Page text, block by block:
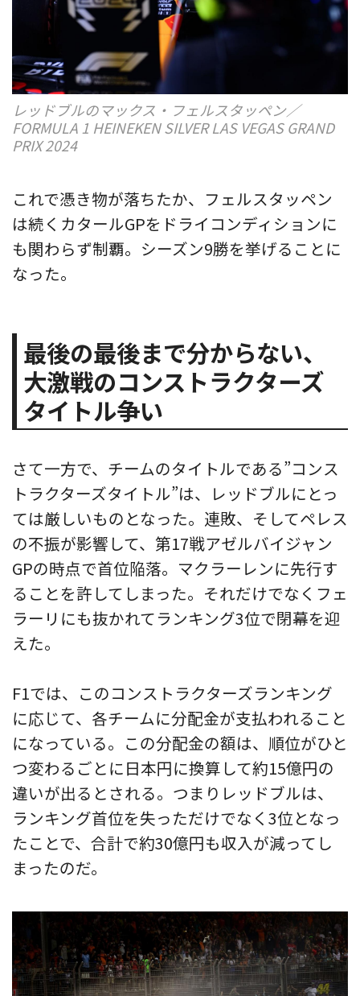
レッドブルのマックス・フェルスタッペン／
FORMULA 1 HEINEKEN SILVER LAS VEGAS GRAND
PRIX 2024
これで憑き物が落ちたか、フェルスタッペン
は続くカタールGPをドライコンディションに
も関わらず制覇。シーズン9勝を挙げることに
なった。
最後の最後まで分からない、
大激戦のコンストラクターズ
タイトル争い
さて一方で、チームのタイトルである”コンス
トラクターズタイトル”は、レッドブルにとっ
ては厳しいものとなった。連敗、そしてペレス
の不振が影響して、第17戦アゼルバイジャン
GPの時点で首位陥落。マクラーレンに先行す
ることを許してしまった。それだけでなくフェ
ラーリにも抜かれてランキング3位で閉幕を迎
えた。
F1では、このコンストラクターズランキング
に応じて、各チームに分配金が支払われること
になっている。この分配金の額は、順位がひと
つ変わるごとに日本円に換算して約15億円の
違いが出るとされる。つまりレッドブルは、
ランキング首位を失っただけでなく3位となっ
たことで、合計で約30億円も収入が減ってし
まったのだ。